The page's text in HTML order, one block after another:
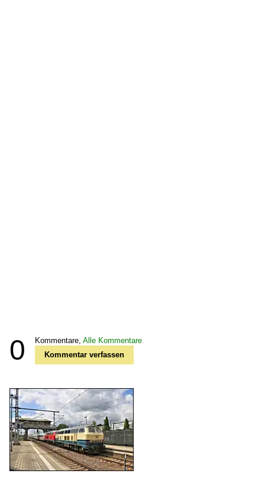
0 Kommentare, Alle Kommentare
Kommentar verfassen